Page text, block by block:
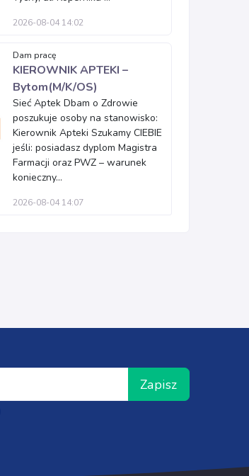
2026-08-04 14:02
Dam pracę
KIEROWNIK APTEKI –
Bytom(M/K/OS)
Sieć Aptek Dbam o Zdrowie
poszukuje osoby na stanowisko:
Kierownik Apteki Szukamy CIEBIE
jeśli: posiadasz dyplom Magistra
Farmacji oraz PWZ – warunek
konieczny...
2026-08-04 14:07
Zapisz